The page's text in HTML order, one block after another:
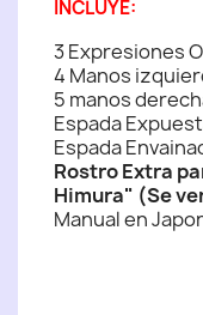
INCLUYE:
3 Expresiones
4 Manos
5 manos
Espada
Espada
Rostro Extra
Himura" (Se
Manual en